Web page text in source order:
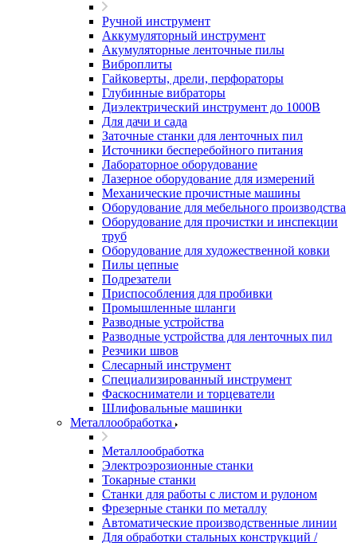
Ручной инструмент
Аккумуляторный инструмент
Акумуляторные ленточные пилы
Виброплиты
Гайковерты, дрели, перфораторы
Глубинные вибраторы
Диэлектрический инструмент до 1000В
Для дачи и сада
Заточные станки для ленточных пил
Источники бесперебойного питания
Лабораторное оборудование
Лазерное оборудование для измерений
Механические прочистные машины
Оборудование для мебельного производства
Оборудование для прочистки и инспекции
труб
Оборудование для художественной ковки
Пилы цепные
Подрезатели
Приспособления для пробивки
Промышленные шланги
Разводные устройства
Разводные устройства для ленточных пил
Резчики швов
Слесарный инструмент
Специализированный инструмент
Фаскосниматели и торцеватели
Шлифовальные машинки
Металлообработка
Металлообработка
Электроэрозионные станки
Токарные станки
Станки для работы с листом и рулоном
Фрезерные станки по металлу
Автоматические производственные линии
Для обработки стальных конструкций /